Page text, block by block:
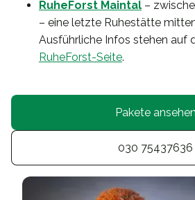
RuheForst Maintal –
– eine letzte Ruhestätte
Ausführliche Infos stehen auf
RuheForst-Seite.
Pakete ansehen
030 75437636